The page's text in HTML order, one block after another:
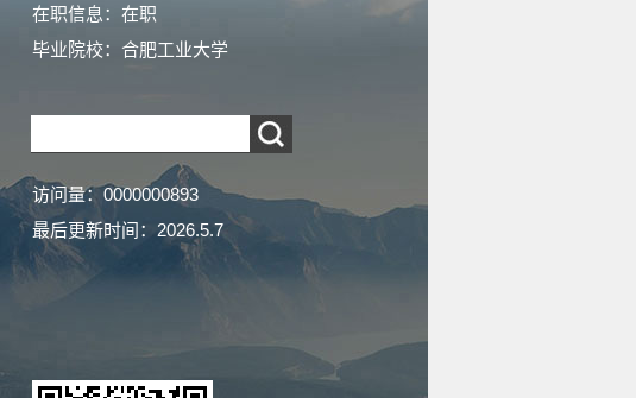
在职信息：在职
毕业院校：合肥工业大学
访问量： 0000000893
最后更新时间： 2026.5.7